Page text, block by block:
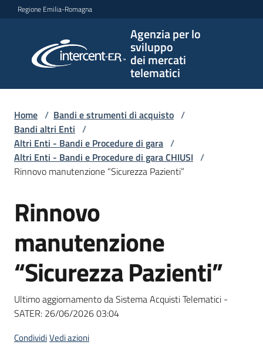
Vai al contenuto
Vai alla navigazione
Vai al footer
Regione Emilia-Romagna
Agenzia per lo
sviluppo
dei mercati
telematici
per lo
sviluppo
telematici
L'Agenzia
Bandi
strumenti
acquisto
Supporto
Home / Bandi e strumenti di acquisto /
Bandi altri Enti /
Altri Enti - Bandi e Procedure di gara /
Altri Enti - Bandi e Procedure di gara CHIUSI /
Rinnovo manutenzione “Sicurezza Pazienti”
Salta al contenuto
Rinnovo
manutenzione
“Sicurezza Pazienti”
Ultimo aggiornamento da Sistema Acquisti Telematici -
SATER: 26/06/2026 03:04
CondividiVedi azioni